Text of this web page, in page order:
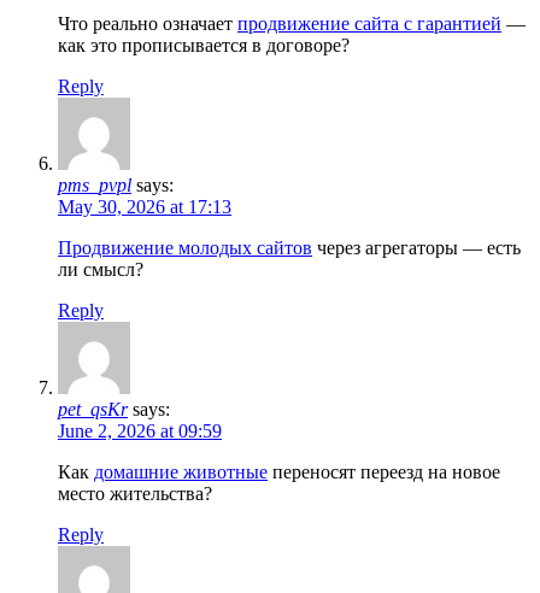
Что реально означает продвижение сайта с гарантией —
как это прописывается в договоре?
Reply
pms_pvpl says:
May 30, 2026 at 17:13
Продвижение молодых сайтов через агрегаторы — есть
ли смысл?
Reply
pet_qsKr says:
June 2, 2026 at 09:59
Как домашние животные переносят переезд на новое
место жительства?
Reply